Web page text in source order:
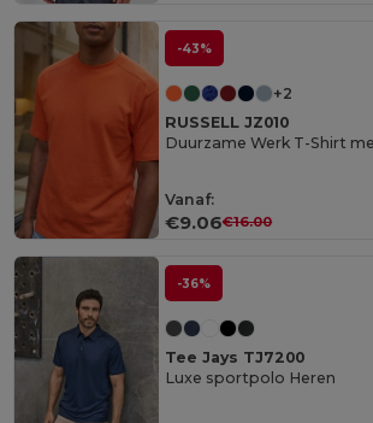
-43%
+2
RUSSELL JZ010
Vanaf:
€9.06€16.00
-36%
Tee Jays TJ7200
Luxe sportpolo Heren